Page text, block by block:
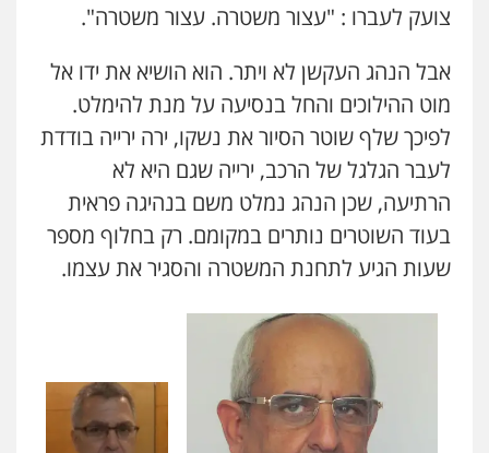
צועק לעברו : "עצור משטרה. עצור משטרה".
אבל הנהג העקשן לא ויתר. הוא הושיא את ידו אל
מוט ההילוכים והחל בנסיעה על מנת להימלט.
לפיכך שלף שוטר הסיור את נשקו, ירה ירייה בודדת
לעבר הגלגל של הרכב, ירייה שגם היא לא
הרתיעה, שכן הנהג נמלט משם בנהיגה פראית
בעוד השוטרים נותרים במקומם. רק בחלוף מספר
שעות הגיע לתחנת המשטרה והסגיר את עצמו.